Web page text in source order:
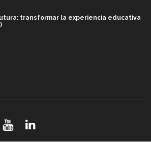
transformar la experiencia educativa